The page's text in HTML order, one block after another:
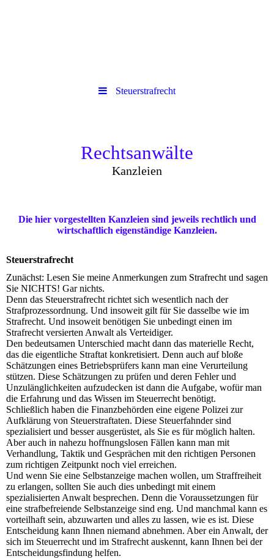
Steuerstrafrecht
Rechtsanwälte
Kanzleien
Die hier vorgestellten Kanzleien sind jeweils rechtlich und
wirtschaftlich eigenständige Kanzleien.
Steuerstrafrecht
Zunächst: Lesen Sie meine Anmerkungen zum Strafrecht und sagen
Sie NICHTS! Gar nichts.
Denn das Steuerstrafrecht richtet sich wesentlich nach der
Strafprozessordnung. Und insoweit gilt für Sie dasselbe wie im
Strafrecht. Und insoweit benötigen Sie unbedingt einen im
Strafrecht versierten Anwalt als Verteidiger.
Den bedeutsamen Unterschied macht dann das materielle Recht,
das die eigentliche Straftat konkretisiert. Denn auch auf bloße
Schätzungen eines Betriebsprüfers kann man eine Verurteilung
stützen. Diese Schätzungen zu prüfen und deren Fehler und
Unzulänglichkeiten aufzudecken ist dann die Aufgabe, wofür man
die Erfahrung und das Wissen im Steuerrecht benötigt.
Schließlich haben die Finanzbehörden eine eigene Polizei zur
Aufklärung von Steuerstraftaten. Diese Steuerfahnder sind
spezialisiert und besser ausgerüstet, als Sie es für möglich halten.
Aber auch in nahezu hoffnungslosen Fällen kann man mit
Verhandlung, Taktik und Gesprächen mit den richtigen Personen
zum richtigen Zeitpunkt noch viel erreichen.
Und wenn Sie eine Selbstanzeige machen wollen, um Straffreiheit
zu erlangen, sollten Sie auch dies unbedingt mit einem
spezialisierten Anwalt besprechen. Denn die Voraussetzungen für
eine strafbefreiende Selbstanzeige sind eng. Und manchmal kann es
vorteilhaft sein, abzuwarten und alles zu lassen, wie es ist. Diese
Entscheidung kann Ihnen niemand abnehmen. Aber ein Anwalt, der
sich im Steuerrecht und im Strafrecht auskennt, kann Ihnen bei der
Entscheidungsfindung helfen.